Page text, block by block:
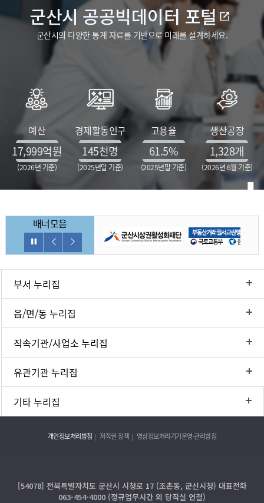
군산시 공공빅데이터 포털
군산시의 다양한 통계 자료를 기반으로 미래를 설계하세요.
예산
17,999억원
(2026년 기준)
경제활동인구
145천명
(2025년말 기준)
고용율
61.5%
(2025년말 기준)
생산공장
1,328개
(2026년 6월 기준)
배너모음
부서 누리집
읍/면/동 누리집
직속기관/사업소 누리집
유관기관 누리집
기타 누리집
개인정보처리방침 저작권 정책 영상정보처리기기운영·관리방침
[54078] 전북특별자치도 군산시 시청로 17 (조촌동, 군산시청) 대표전화
063-454-4000 (정규업무시간 외 당직실 연결)